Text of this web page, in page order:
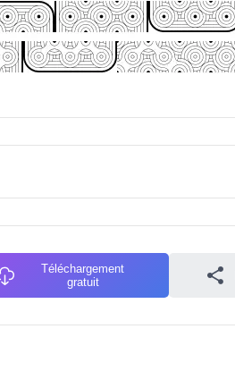
Téléchargement
gratuit